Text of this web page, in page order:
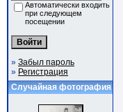
Автоматически входить
при следующем
посещении
» Забыл пароль
» Регистрация
Случайная фотография